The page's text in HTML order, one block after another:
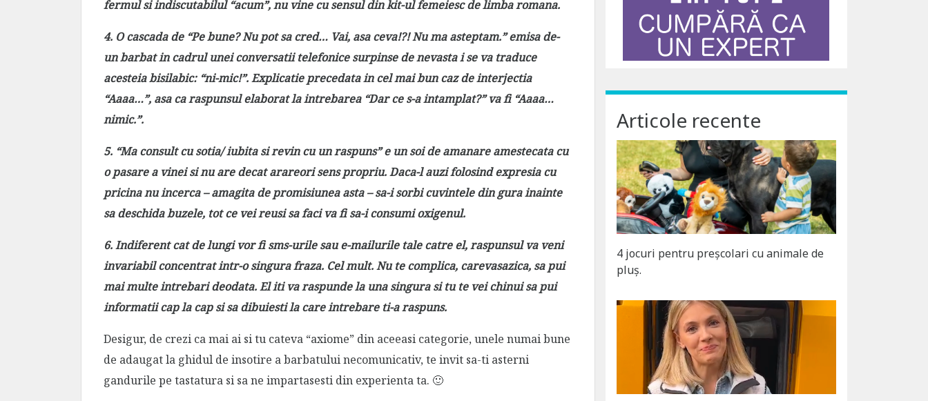
fermul si indiscutabilul “acum”, nu vine cu sensul din kit-ul femeiesc de limba romana.
4. O cascada de “Pe bune? Nu pot sa cred… Vai, asa ceva!?! Nu ma asteptam.” emisa de-
un barbat in cadrul unei conversatii telefonice surpinse de nevasta i se va traduce
acesteia bisilabic: “ni-mic!”. Explicatie precedata in cel mai bun caz de interjectia
“Aaaa…”, asa ca raspunsul elaborat la intrebarea “Dar ce s-a intamplat?” va fi “Aaaa…
nimic.”.
5. “Ma consult cu sotia/ iubita si revin cu un raspuns” e un soi de amanare amestecata cu
o pasare a vinei si nu are decat arareori sens propriu. Daca-l auzi folosind expresia cu
pricina nu incerca –amagita de promisiunea asta– sa-i sorbi cuvintele din gura inainte
sa deschida buzele, tot ce vei reusi sa faci va fi sa-i consumi oxigenul.
6. Indiferent cat de lungi vor fi sms-urile sau e-mailurile tale catre el, raspunsul va veni
invariabil concentrat intr-o singura fraza. Cel mult. Nu te complica, carevasazica, sa pui
mai multe intrebari deodata. El iti va raspunde la una singura si tu te vei chinui sa pui
informatii cap la cap si sa dibuiesti la care intrebare ti-a raspuns.
Desigur, de crezi ca mai ai si tu cateva “axiome” din aceeasi categorie, unele numai bune
de adaugat la ghidul de insotire a barbatului necomunicativ, te invit sa-ti asterni
gandurile pe tastatura si sa ne impartasesti din experienta ta. 🙂
Articole recente
4 jocuri pentru preșcolari cu animale de
pluș.